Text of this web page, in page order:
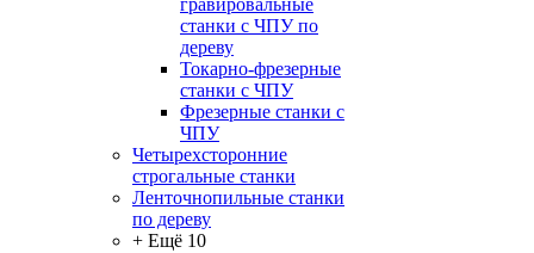
гравировальные
станки с ЧПУ по
дереву
Токарно-фрезерные
станки с ЧПУ
Фрезерные станки с
ЧПУ
Четырехсторонние
строгальные станки
Ленточнопильные станки
по дереву
+ Ещё 10